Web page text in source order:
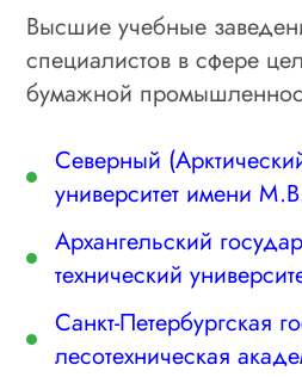
Высшие учебные
специалистов в сфере
бумажной
Северный
университет имени
Архангельский
технический
Санкт-Петербургская
лесотехническая